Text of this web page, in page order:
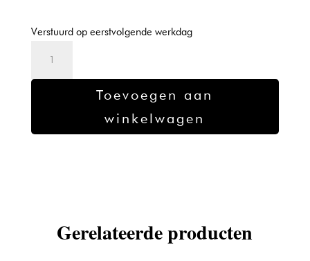
was:
€5,30.
is:
Verstuurd op eerstvolgende werkdag
Toevoegen aan
winkelwagen
Gerelateerde producten